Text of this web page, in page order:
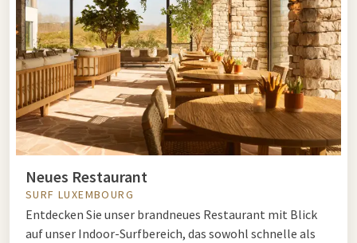
Neues Restaurant
SURF LUXEMBOURG
Entdecken Sie unser brandneues Restaurant mit Blick
auf unser Indoor-Surfbereich, das sowohl schnelle als